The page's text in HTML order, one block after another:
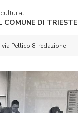
COMUNE DI TRIESTE
via Pellico 8, redazione